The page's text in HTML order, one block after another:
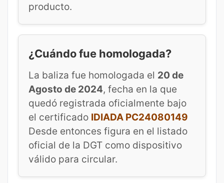
producto.
¿Cuándo fue homologada?
La baliza fue homologada el 20 de
Agosto de 2024, fecha en la que
quedó registrada oficialmente bajo
el certificado IDIADA PC24080149
Desde entonces figura en el listado
oficial de la DGT como dispositivo
válido para circular.